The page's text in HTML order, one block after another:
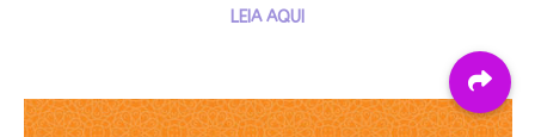
LEIA AQUI